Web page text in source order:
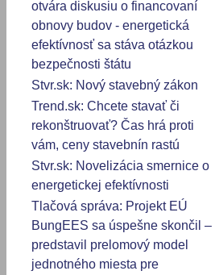
otvára diskusiu o financovaní
obnovy budov - energetická
efektívnosť sa stáva otázkou
bezpečnosti štátu
Stvr.sk: Nový stavebný zákon
Trend.sk: Chcete stavať či
rekonštruovať? Čas hrá proti
vám, ceny stavebnín rastú
Stvr.sk: Novelizácia smernice o
energetickej efektívnosti
Tlačová správa: Projekt EÚ
BungEES sa úspešne skončil –
predstavil prelomový model
jednotného miesta pre